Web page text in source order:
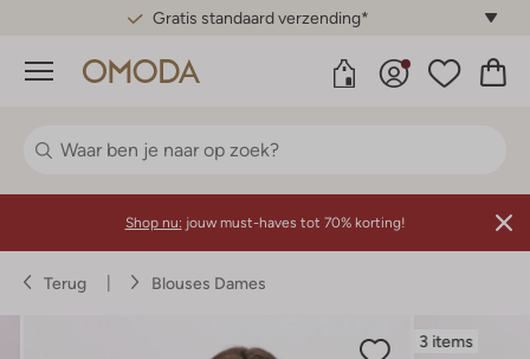
Gratis standaard verzending*
Menu
Shop nu: jouw must-haves tot 70% korting!
Terug Blouses Dames
3 items